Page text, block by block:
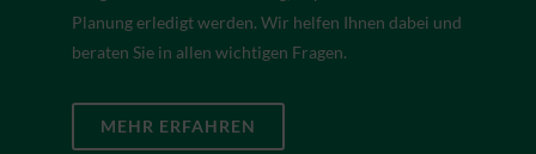
Planung erledigt werden. Wir helfen Ihnen dabei und
beraten Sie in allen wichtigen Fragen.
MEHR ERFAHREN